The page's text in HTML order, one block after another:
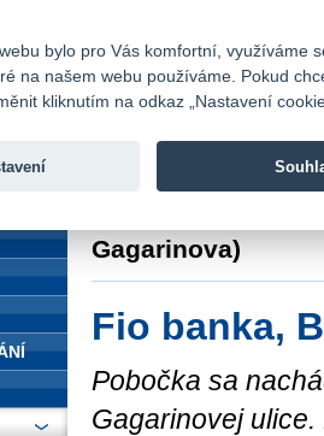
Fio banka
Gagarinova)
Fio banka,
Pobočka sa
Gagarinovej
bylo pro Vás komfortní, využíváme
na našem webu používáme. Pokud
kliknutím na odkaz „Nastavení